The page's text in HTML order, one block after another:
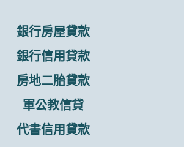
銀行房屋貸款
銀行信用貸款
房地二胎貸款
軍公教信貸
代書信用貸款